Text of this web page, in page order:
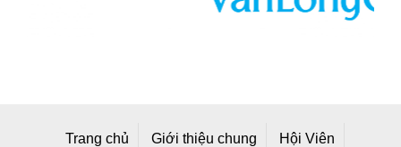
Trang chủ Giới thiệu chung Hội Viên